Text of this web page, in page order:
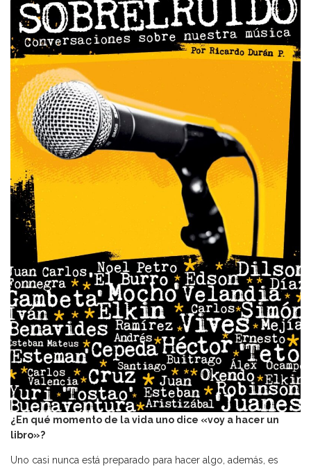
¿En qué momento de la vida uno dice «voy a hacer un
libro»?
Uno casi nunca está preparado para hacer algo, además, es